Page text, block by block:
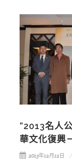
“2013名人
華文化復興
2013年12月12日